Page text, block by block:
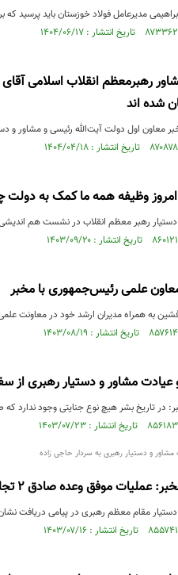
مدیرعامل فولاد خوزستان باید
رهبرمعظم انقلاب اسلامی
شده اند
معاون اول دولت آیت‌الله رئیسی و مشاور و
وظیفه همه ما کمک به دولت
رهبر معظم انقلاب در نشست هم
علمی رئیس‌جمهوری با مخبر
به همراه مدیران ارشد خود در معاونت علمی
عیادت مشاور و دستیار رهبری از
در تاریخ بشر هیچ نوع جنایتی وجود ندارد
مشاور و دستیار رهبری به سردار حاجی زاده
وعده صادق ۲ تجلی اراده مستحکم ایران در دفاع از عزت و استقلال این مرز و بوم بود
مقام معظم رهبری در پیامی دریافت